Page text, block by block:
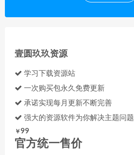
壹圆玖玖资源
学习下载资源站
一次购买包永久免费更新
承诺实现每月更新不断完善
强大的资源软件为你解决主题问题
￥99
官方统一售价